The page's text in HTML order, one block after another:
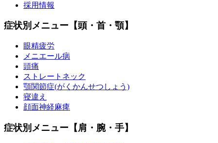
採用情報
症状別メニュー【頭・首・顎】
眼精疲労
メニエール病
頭痛
ストレートネック
顎関節症(がくかんせつしょう)
寝違え
顔面神経麻痺
症状別メニュー【肩・腕・手】